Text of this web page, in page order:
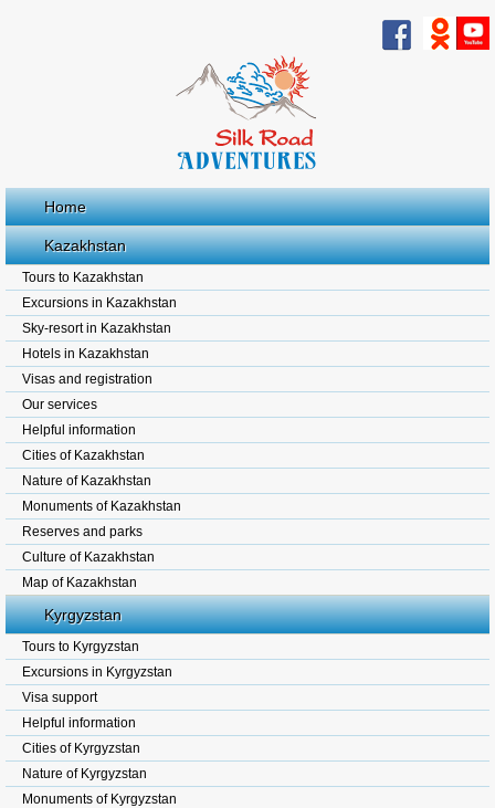
Home
Kazakhstan
Tours to Kazakhstan
Excursions in Kazakhstan
Sky-resort in Kazakhstan
Hotels in Kazakhstan
Visas and registration
Our services
Helpful information
Cities of Kazakhstan
Nature of Kazakhstan
Monuments of Kazakhstan
Reserves and parks
Culture of Kazakhstan
Map of Kazakhstan
Kyrgyzstan
Tours to Kyrgyzstan
Excursions in Kyrgyzstan
Visa support
Helpful information
Cities of Kyrgyzstan
Nature of Kyrgyzstan
Monuments of Kyrgyzstan